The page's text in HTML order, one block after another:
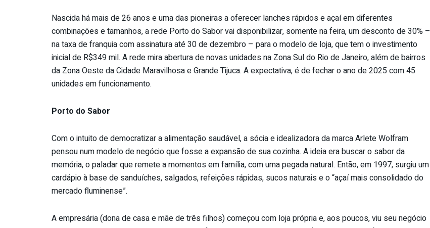
Nascida há mais de 26 anos e uma das pioneiras a oferecer lanches rápidos e açaí em diferentes
combinações e tamanhos, a rede Porto do Sabor vai disponibilizar, somente na feira, um desconto de 30% –
na taxa de franquia com assinatura até 30 de dezembro – para o modelo de loja, que tem o investimento
inicial de R$349 mil. A rede mira abertura de novas unidades na Zona Sul do Rio de Janeiro, além de bairros
da Zona Oeste da Cidade Maravilhosa e Grande Tijuca. A expectativa, é de fechar o ano de 2025 com 45
unidades em funcionamento.
Porto do Sabor
Com o intuito de democratizar a alimentação saudável, a sócia e idealizadora da marca Arlete Wolfram
pensou num modelo de negócio que fosse a expansão de sua cozinha. A ideia era buscar o sabor da
memória, o paladar que remete a momentos em família, com uma pegada natural. Então, em 1997, surgiu um
cardápio à base de sanduíches, salgados, refeições rápidas, sucos naturais e o “açaí mais consolidado do
mercado fluminense”.
A empresária (dona de casa e mãe de três filhos) começou com loja própria e, aos poucos, viu seu negócio